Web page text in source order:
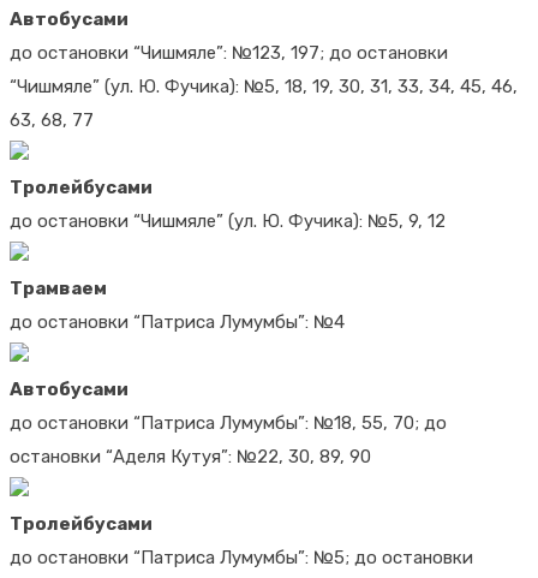
Автобусами
до остановки “Чишмяле”: №123, 197; до остановки
“Чишмяле” (ул. Ю. Фучика): №5, 18, 19, 30, 31, 33, 34, 45, 46,
63, 68, 77
Тролейбусами
до остановки “Чишмяле” (ул. Ю. Фучика): №5, 9, 12
Трамваем
до остановки “Патриса Лумумбы”: №4
Автобусами
до остановки “Патриса Лумумбы”: №18, 55, 70; до
остановки “Аделя Кутуя”: №22, 30, 89, 90
Тролейбусами
до остановки “Патриса Лумумбы”: №5; до остановки